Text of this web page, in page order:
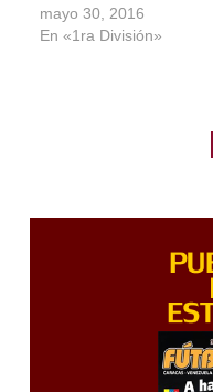
mayo 30, 2016
En «1ra División»